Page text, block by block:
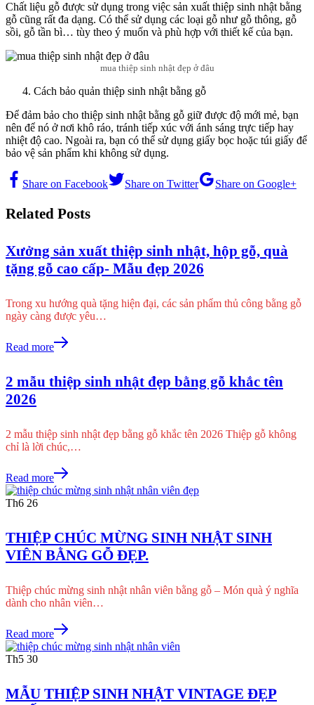
Chất liệu gỗ được sử dụng trong việc sản xuất thiệp sinh nhật bằng
gỗ cũng rất đa dạng. Có thể sử dụng các loại gỗ như gỗ thông, gỗ
sồi, gỗ tần bì… tùy theo ý muốn và phù hợp với thiết kế của bạn.
mua thiệp sinh nhật đẹp ở đâu
Cách bảo quản thiệp sinh nhật bằng gỗ
Để đảm bảo cho thiệp sinh nhật bằng gỗ giữ được độ mới mẻ, bạn
nên để nó ở nơi khô ráo, tránh tiếp xúc với ánh sáng trực tiếp hay
nhiệt độ cao. Ngoài ra, bạn có thể sử dụng giấy bọc hoặc túi giấy để
bảo vệ sản phẩm khi không sử dụng.
Share on Facebook Share on Twitter Share on Google+
Related Posts
Xưởng sản xuất thiệp sinh nhật, hộp gỗ, quà
tặng gỗ cao cấp- Mẫu đẹp 2026
Trong xu hướng quà tặng hiện đại, các sản phẩm thủ công bằng gỗ
ngày càng được yêu…
Read more
2 mẫu thiệp sinh nhật đẹp bằng gỗ khắc tên
2026
2 mẫu thiệp sinh nhật đẹp bằng gỗ khắc tên 2026 Thiệp gỗ không
chỉ là lời chúc,…
Read more
Th6 26
THIỆP CHÚC MỪNG SINH NHẬT SINH
VIÊN BẰNG GỖ ĐẸP.
Thiệp chúc mừng sinh nhật nhân viên bằng gỗ – Món quà ý nghĩa
dành cho nhân viên…
Read more
Th5 30
MẪU THIỆP SINH NHẬT VINTAGE ĐẸP